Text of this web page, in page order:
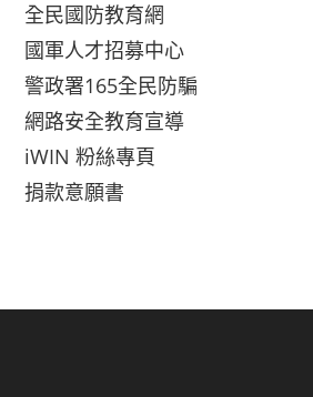
全民國防教育網
國軍人才招募中心
警政署165全民防騙
網路安全教育宣導
iWIN 粉絲專頁
捐款意願書